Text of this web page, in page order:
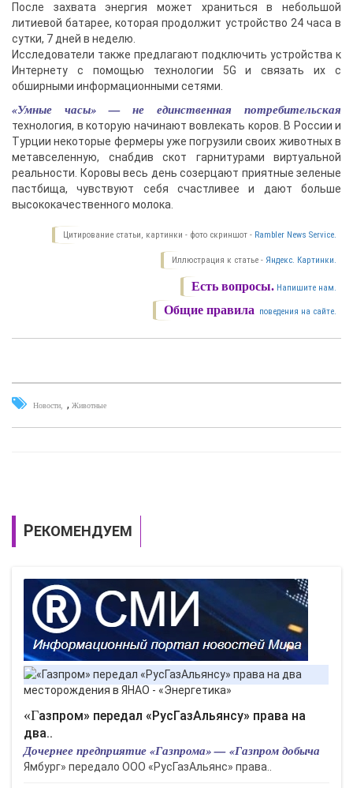
После захвата энергия может храниться в небольшой
литиевой батарее, которая продолжит устройство 24 часа в
сутки, 7 дней в неделю.
Исследователи также предлагают подключить устройства к
Интернету с помощью технологии 5G и связать их с
обширными информационными сетями.
«Умные часы» — не единственная потребительская
технология, в которую начинают вовлекать коров. В России и
Турции некоторые фермеры уже погрузили своих животных в
метавселенную, снабдив скот гарнитурами виртуальной
реальности. Коровы весь день созерцают приятные зеленые
пастбища, чувствуют себя счастливее и дают больше
высококачественного молока.
Цитирование статьи, картинки - фото скриншот - Rambler News Service.
Иллюстрация к статье - Яндекс. Картинки.
Есть вопросы. Напишите нам.
Общие правила поведения на сайте.
Новости , Животные
РЕКОМЕНДУЕМ
«Газпром» передал «РусГазАльянсу» права на
два..
Дочернее предприятие «Газпрома» — «Газпром добыча
Ямбург» передало ООО «РусГазАльянс» права..